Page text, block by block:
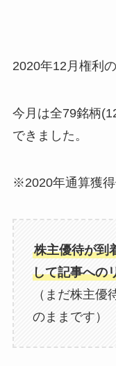
2020年12月権利
今月は全79銘柄
できました。
※2020年通算獲
株主優待が到
して記事への
（まだ株主
のままです）